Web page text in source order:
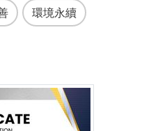
環境永續